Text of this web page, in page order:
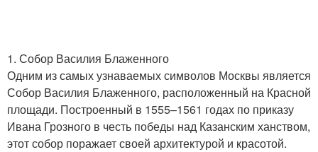
1. Собор Василия Блаженного
Одним из самых узнаваемых символов Москвы является
Собор Василия Блаженного, расположенный на Красной
площади. Построенный в 1555–1561 годах по приказу
Ивана Грозного в честь победы над Казанским ханством,
этот собор поражает своей архитектурой и красотой.